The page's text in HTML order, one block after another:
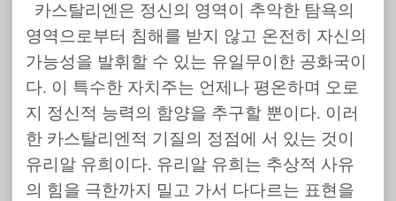
카스탈리엔은 정신의 영역이 추악한 탐욕의
영역으로부터 침해를 받지 않고 온전히 자신의
가능성을 발휘할 수 있는 유일무이한 공화국이
다. 이 특수한 자치주는 언제나 평온하며 오로
지 정신적 능력의 함양을 추구할 뿐이다. 이러
한 카스탈리엔적 기질의 정점에 서 있는 것이
유리알 유희이다. 유리알 유희는 추상적 사유
의 힘을 극한까지 밀고 가서 다다르는 표현을